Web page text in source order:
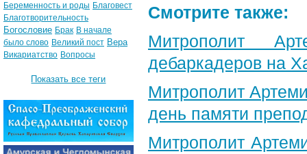
Смотрите также:
Митрополит
дебаркадеров на
Митрополит
день памяти
Митрополит
Беременность и роды Благовест
Благотворительность
Богословие Брак В начале
было слово Великий пост Вера
Викариатство Вопросы
Показать все теги